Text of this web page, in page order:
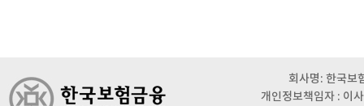
회사명: 한국보
개인정보책임자 :